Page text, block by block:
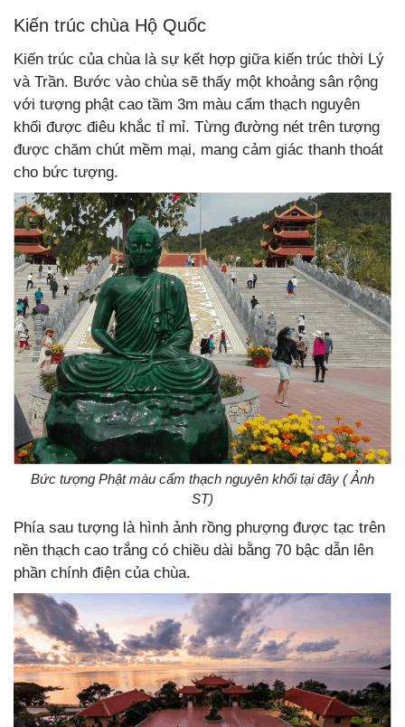
Kiến trúc chùa Hộ Quốc
Kiến trúc của chùa là sự kết hợp giữa kiến trúc thời Lý
và Trần. Bước vào chùa sẽ thấy một khoảng sân rộng
với tượng phật cao tầm 3m màu cẩm thạch nguyên
khối được điêu khắc tỉ mỉ. Từng đường nét trên tượng
được chăm chút mềm mại, mang cảm giác thanh thoát
cho bức tượng.
Bức tượng Phật màu cẩm thạch nguyên khối tại đây ( Ảnh
ST)
Phía sau tượng là hình ảnh rồng phượng được tạc trên
nền thạch cao trắng có chiều dài bằng 70 bậc dẫn lên
phần chính điện của chùa.